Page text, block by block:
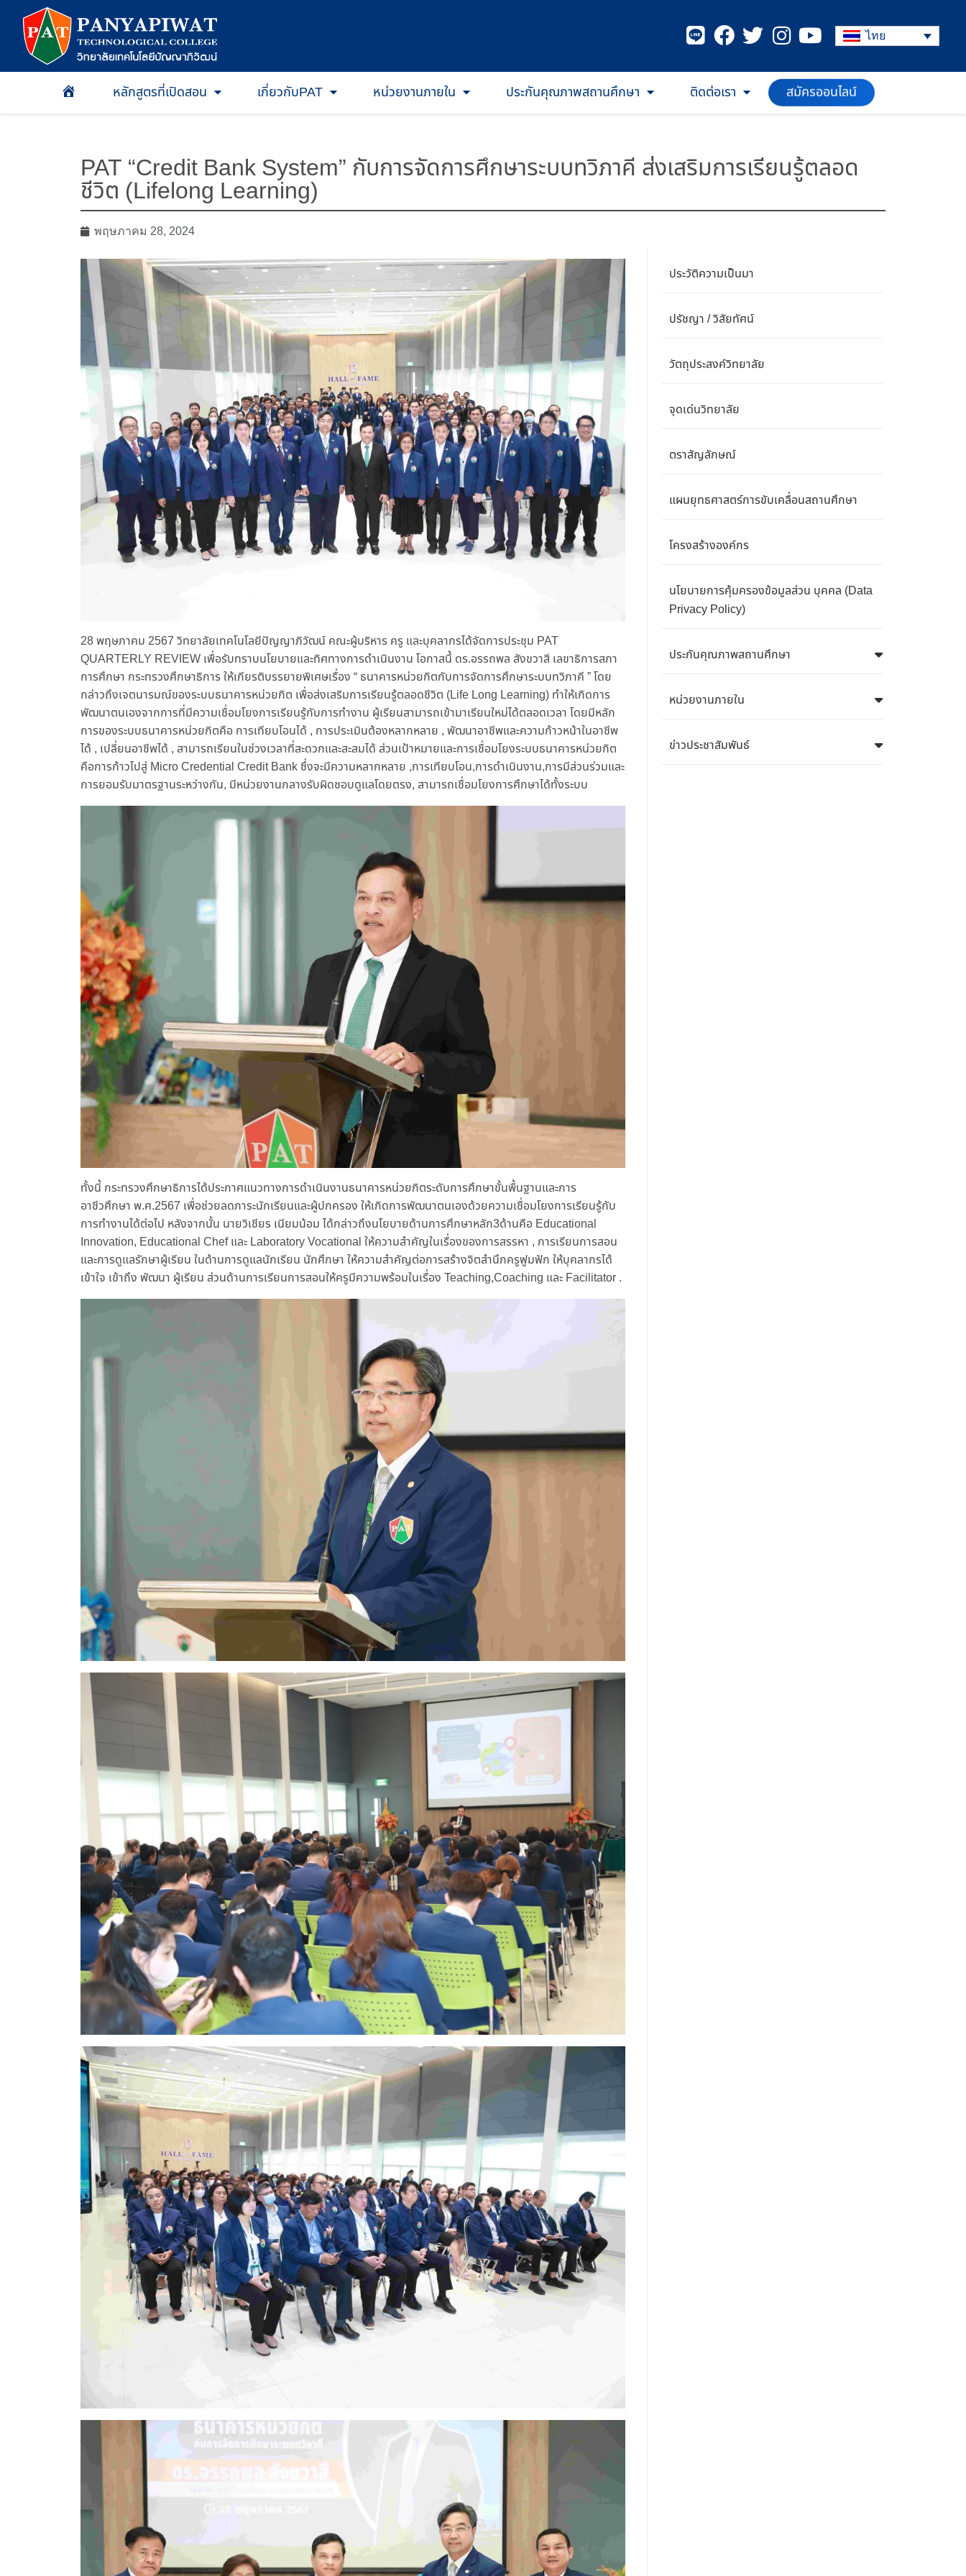
ไทย
หน้าเเรก
หลักสูตรที่เปิดสอน เกี่ยวกับPAT หน่วยงานภายใน ประกันคุณภาพสถานศึกษา ติดต่อเรา สมัครออนไลน์
PAT “Credit Bank System” กับการจัดการศึกษาระบบทวิภาคี ส่งเสริมการเรียนรู้ตลอด
ชีวิต (Lifelong Learning)
พฤษภาคม 28, 2024
28 พฤษภาคม 2567 วิทยาลัยเทคโนโลยีปัญญาภิวัฒน์ คณะผู้บริหาร ครู และบุคลากรได้จัดการประชุม PAT
QUARTERLY REVIEW เพื่อรับทราบนโยบายและทิศทางการดำเนินงาน โอกาสนึ้ ดร.อรรถพล สังขวาสี เลขาธิการสภา
การศึกษา กระทรวงศึกษาธิการ ให้เกียรติบรรยายพิเศษเรื่อง “ ธนาคารหน่วยกิตกับการจัดการศึกษาระบบทวิภาคี ” โดย
กล่าวถึงเจตนารมณ์ของระบบธนาคารหน่วยกิต เพื่อส่งเสริมการเรียนรู้ตลอดชีวิต (Life Long Learning) ทำให้เกิดการ
พัฒนาตนเองจากการที่มีความเชื่อมโยงการเรียนรู้กับการทำงาน ผู้เรียนสามารถเข้ามาเรียนใหม่ได้ตลอดเวลา โดยมีหลัก
การของระบบธนาคารหน่วยกิตคือ การเทียบโอนได้ , การประเมินต้องหลากหลาย , พัฒนาอาชีพและความก้าวหน้าในอาชีพ
ได้ , เปลี่ยนอาชีพได้ , สามารถเรียนในช่วงเวลาที่สะดวกและสะสมได้ ส่วนเป้าหมายและการเชื่อมโยงระบบธนาคารหน่วยกิต
คือการก้าวไปสู่ Micro Credential Credit Bank ซึ่งจะมีความหลากหลาย ,การเทียบโอน,การดำเนินงาน,การมีส่วนร่วมและ
การยอมรับมาตรฐานระหว่างกัน, มีหน่วยงานกลางรับผิดชอบดูแลโดยตรง, สามารถเชื่อมโยงการศึกษาได้ทั้งระบบ
ทั้งนี้ กระทรวงศึกษาธิการได้ประกาศแนวทางการดำเนินงานธนาคารหน่วยกิตระดับการศึกษาขั้นพื้นฐานและการ
อาชีวศึกษา พ.ศ.2567 เพื่อช่วยลดภาระนักเรียนและผู้ปกครอง ให้เกิดการพัฒนาตนเองด้วยความเชื่อมโยงการเรียนรู้กับ
การทำงานได้ต่อไป หลังจากนั้น นายวิเชียร เนียมน้อม ได้กล่าวถึงนโยบายด้านการศึกษาหลัก3ด้านคือ Educational
Innovation, Educational Chef และ Laboratory Vocational ให้ความสำคัญในเรื่องของการสรรหา , การเรียนการสอน
และการดูแลรักษาผู้เรียน ในด้านการดูแลนักเรียน นักศึกษา ให้ความสำคัญต่อการสร้างจิตสำนึกครูฟูมฟัก ให้บุคลากรได้
เข้าใจ เข้าถึง พัฒนา ผู้เรียน ส่วนด้านการเรียนการสอนให้ครูมีความพร้อมในเรื่อง Teaching,Coaching และ Facilitator .
ประวัติความเป็นมา
ปรัชญา / วิสัยทัศน์
วัตถุประสงค์วิทยาลัย
จุดเด่นวิทยาลัย
ตราสัญลักษณ์
แผนยุทธศาสตร์การขับเคลื่อนสถานศึกษา
โครงสร้างองค์กร
นโยบายการคุ้มครองข้อมูลส่วน บุคคล (Data
Privacy Policy)
ประกันคุณภาพสถานศึกษา
หน่วยงานภายใน
ข่าวประชาสัมพันธ์